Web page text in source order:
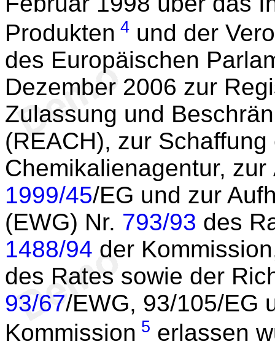
Produkten 4 und der
des Europäischen
Dezember 2006 zur
Zulassung und
(REACH), zur
Chemikalienagentur,
1999/45/EG und zur
(EWG) Nr. 793/93 des
1488/94 der
des Rates sowie der
93/67/EWG, 93/105/EG
Kommission 5 erlassen